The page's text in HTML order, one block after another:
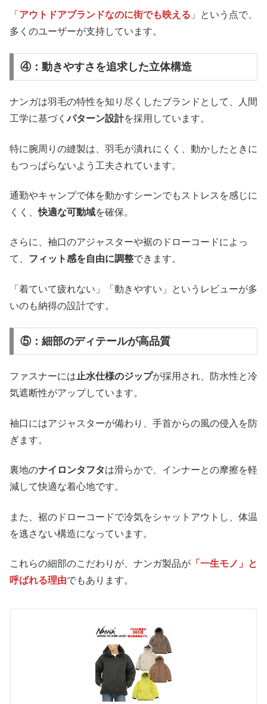
「 アウトドアブランドなのに街でも映える 」という点で、
多くのユーザーが支持しています。
④：動きやすさを追求した立体構造
ナンガは羽毛の特性を知り尽くしたブランドとして、人間
工学に基づくパターン設計を採用しています。
特に腕周りの縫製は、羽毛が潰れにくく、動かしたときに
もつっぱらないよう工夫されています。
通勤やキャンプで体を動かすシーンでもストレスを感じに
くく、快適な可動域を確保。
さらに、袖口のアジャスターや裾のドローコードによっ
て、 フィット感を自由に調整できます。
「着ていて疲れない」「動きやすい」というレビューが多
いのも納得の設計です。
⑤：細部のディテールが高品質
ファスナーには止水仕様のジップが採用され、防水性と冷
気遮断性がアップしています。
袖口にはアジャスターが備わり、手首からの風の侵入を防
ぎます。
裏地のナイロンタフタは滑らかで、インナーとの摩擦を軽
減して快適な着心地です。
また、裾のドローコードで冷気をシャットアウトし、体温
を逃さない構造になっています。
これらの細部のこだわりが、ナンガ製品が 「一生モノ」と
呼ばれる理由でもあります。